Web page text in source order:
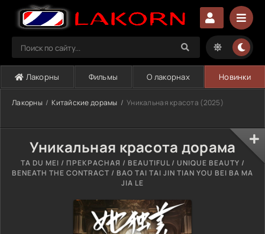
Лакорны Фильмы О лакорнах Новинки
Лакорны Китайские дорамы Уникальная красота (2025)
Уникальная красота дорама
TA DU MEI / ПРЕКРАСНАЯ / BEAUTIFUL / UNIQUE BEAUTY /
BENEATH THE CONTRACT / BAO TAI TAI JIN TIAN YOU BEI BA MA
JIA LE